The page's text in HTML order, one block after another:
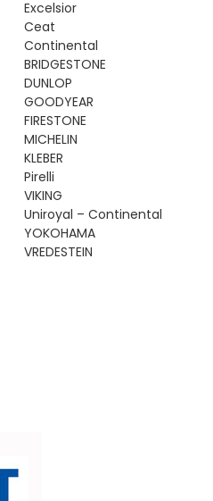
Excelsior
Ceat
Continental
BRIDGESTONE
DUNLOP
GOODYEAR
FIRESTONE
MICHELIN
KLEBER
Pirelli
VIKING
Uniroyal – Continental
YOKOHAMA
VREDESTEIN